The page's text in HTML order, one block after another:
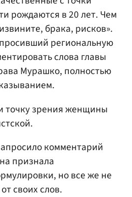
рождаются в 20 лет. Чем
брака, рисков».
региональную
слова главы
Мурашко, полностью
точку зрения женщины
комментарий
признала
но все же не
своих слов.